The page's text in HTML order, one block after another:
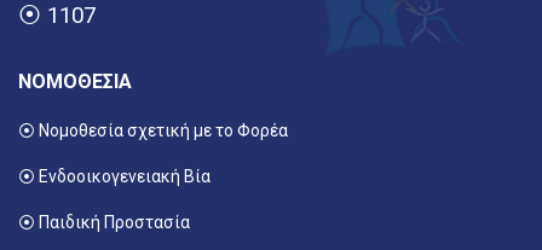
⦿ 1107
ΝΟΜΟΘΕΣΙΑ
⦿ Νομοθεσία σχετική με το Φορέα
⦿ Ενδοοικογενειακή Βία
⦿ Παιδική Προστασία